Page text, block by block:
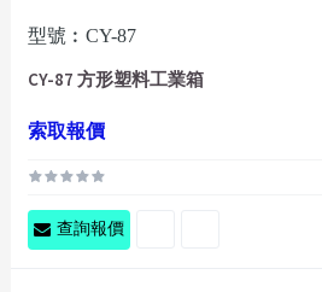
型號︰CY-87
CY-87 方形塑料工業箱
索取報價
查詢報價